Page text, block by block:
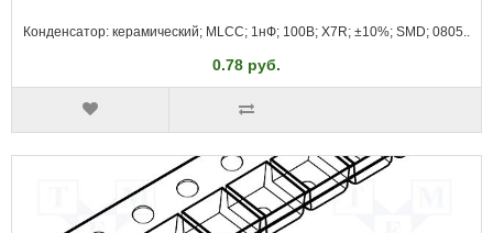
Конденсатор: керамический; MLCC; 1нФ; 100В; X7R; ±10%; SMD; 0805..
0.78 руб.